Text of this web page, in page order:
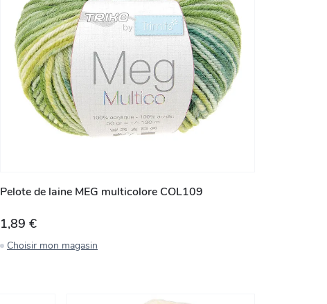
Pelote de laine MEG multicolore COL109
1,89 €
Choisir mon magasin